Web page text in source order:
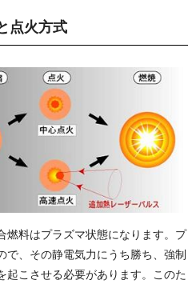
点 火 方 式
燃料はプラズマ状態になります。プ
で、その静電気力にうち勝ち、強制
起こさせる必要があります。このた